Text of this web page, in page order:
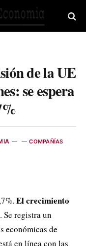
de la UE
se espera
COMPAÑÍAS
El crecimiento
registra un
económicas de
en línea con las